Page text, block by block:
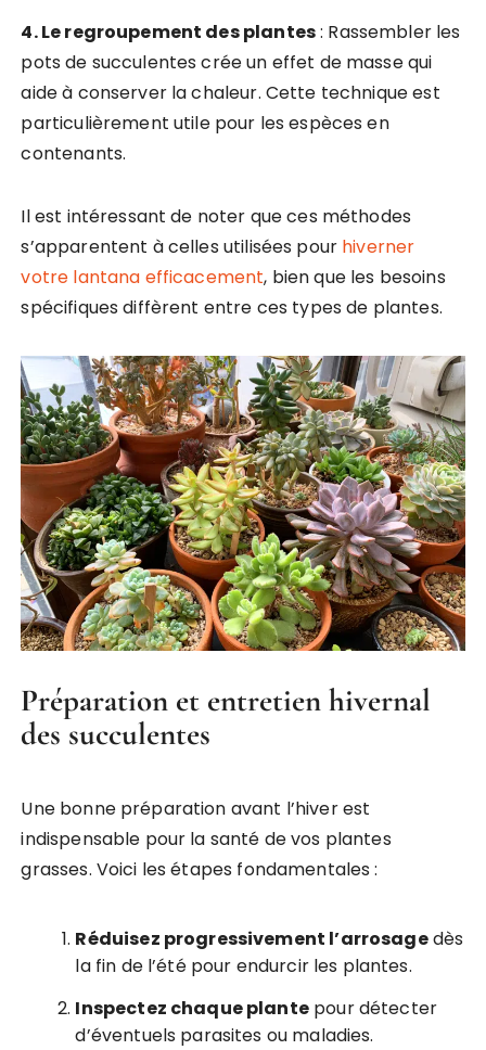
4. Le regroupement des plantes: Rassembler les
pots de succulentes crée un effet de masse qui
aide à conserver la chaleur. Cette technique est
particulièrement utile pour les espèces en
contenants.
Il est intéressant de noter que ces méthodes
s’apparentent à celles utilisées pour hiverner
votre lantana efficacement, bien que les besoins
spécifiques diffèrent entre ces types de plantes.
Préparation et entretien hivernal
des succulentes
Une bonne préparation avant l’hiver est
indispensable pour la santé de vos plantes
grasses. Voici les étapes fondamentales :
Réduisez progressivement l’arrosagedès
la fin de l’été pour endurcir les plantes.
Inspectez chaque plantepour détecter
d’éventuels parasites ou maladies.